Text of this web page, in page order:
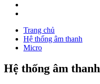
Trang chủ
Hệ thống âm thanh
Micro
Hệ thống âm thanh